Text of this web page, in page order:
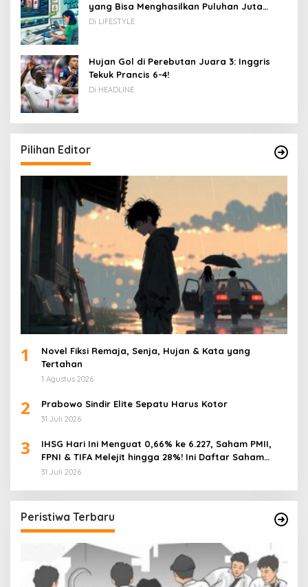
yang Bisa Menghasilkan Puluhan Juta
Rupiah
Di LIFESTYLE
Hujan Gol di Perebutan Juara 3: Inggris
Tekuk Prancis 6-4!
Di HEADLINE
Pilihan Editor
1
Novel Fiksi Remaja, Senja, Hujan & Kata yang
Tertahan
1 Agustus 2026
2 Prabowo Sindir Elite Sepatu Harus Kotor
31 Juli 2026
3
IHSG Hari Ini Menguat 0,66% ke 6.227, Saham PMII,
FPNI & TIFA Melejit hingga 28%! Ini Daftar Saham
Paling Cuan & Volume Tertinggi 31 Juli 2026
31 Juli 2026
Peristiwa Terbaru